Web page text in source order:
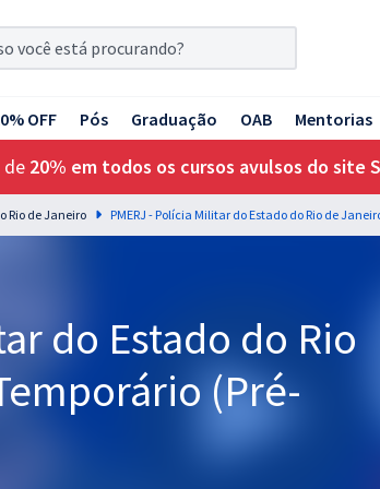
OFF Pós Graduação OAB Mentorias
de 20% em todos os cursos avulsos do site
Rio de Janeiro
do Estado do Rio
(Pré-